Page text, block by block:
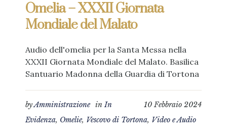
Omelia – XXXII Giornata
Mondiale del Malato
Audio dell'omelia per la Santa Messa nella
XXXII Giornata Mondiale del Malato. Basilica
Santuario Madonna della Guardia di Tortona
10 Febbraio 2024
byAmministrazione inIn
Evidenza, Omelie, Vescovo di Tortona, Video e Audio